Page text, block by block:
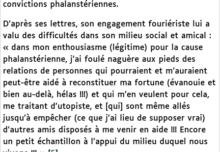
convictions phalanstériennes.
D’après ses lettres, son engagement fouriériste lui a
valu des difficultés dans son milieu social et amical :
« dans mon enthousiasme (légitime) pour la cause
phalanstérienne, j’ai foulé naguère aux pieds des
relations de personnes qui pourraient et m’auraient
peut-être aidé à reconstituer ma fortune (évanouie et
bien au-delà, hélas !!!) et qui m’en veulent pour cela,
me traitant d’utopiste, et [qui] sont même allés
jusqu’à empêcher (ce que j’ai lieu de supposer vrai)
d’autres amis disposés à me venir en aide !!! Encore
un petit échantillon à l’appui du milieu duquel nous